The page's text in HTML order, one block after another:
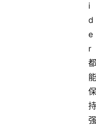
i
d
e
r
都
能
保
持
强